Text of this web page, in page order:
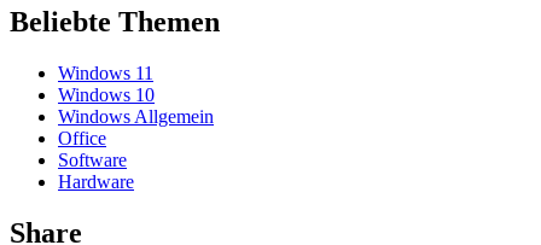
Beliebte Themen
Windows 11
Windows 10
Windows Allgemein
Office
Software
Hardware
Share